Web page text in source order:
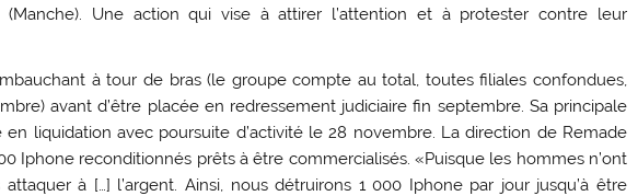
(Manche). Une action qui vise à attirer l’attention et à protester contre leur
à tour de bras (le groupe compte au total, toutes filiales confondues,
avant d’être placée en redressement judiciaire fin septembre. Sa principale
en liquidation avec poursuite d’activité le 28 novembre. La direction de Remade
Iphone reconditionnés prêts à être commercialisés. «Puisque les hommes n’ont
à […] l’argent. Ainsi, nous détruirons 1 000 Iphone par jour jusqu’à être